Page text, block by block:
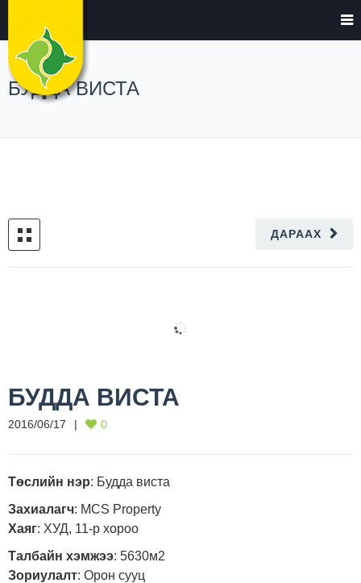
БУДДА ВИСТА
ДАРААХ
БУДДА ВИСТА
2016/06/17 0
Төслийн нэр: Будда виста
Захиалагч: MCS Property
Хаяг: ХУД, 11-р хороо
Талбайн хэмжээ: 5630м2
Зориулалт: Орон сууц